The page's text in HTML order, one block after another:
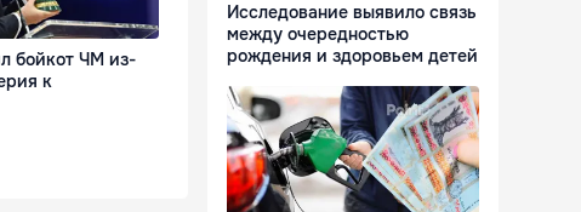
бойкот ЧМ из-
к
Исследование выявило связь
между очередностью
рождения и здоровьем детей